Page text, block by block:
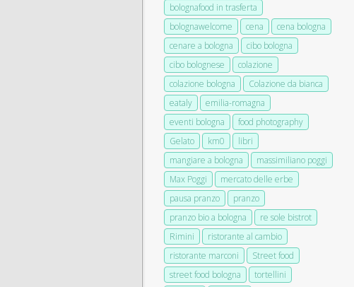
bolognafood in trasferta
bolognawelcome
cena
cena bologna
cenare a bologna
cibo bologna
cibo bolognese
colazione
colazione bologna
Colazione da bianca
eataly
emilia-romagna
eventi bologna
food photography
Gelato
km0
libri
mangiare a bologna
massimiliano poggi
Max Poggi
mercato delle erbe
pausa pranzo
pranzo
pranzo bio a bologna
re sole bistrot
Rimini
ristorante al cambio
ristorante marconi
Street food
street food bologna
tortellini